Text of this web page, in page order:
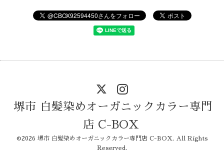
堺市 白髪染めオーガニックカラー専門
店 C-BOX
©2026 堺市 白髪染めオーガニックカラー専門店 C-BOX. All Rights
Reserved.